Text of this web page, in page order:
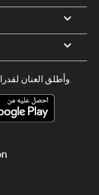
تنزيل تطبيق HP LIFE وأطلق العنان لقدراتك التعليمية اليوم.